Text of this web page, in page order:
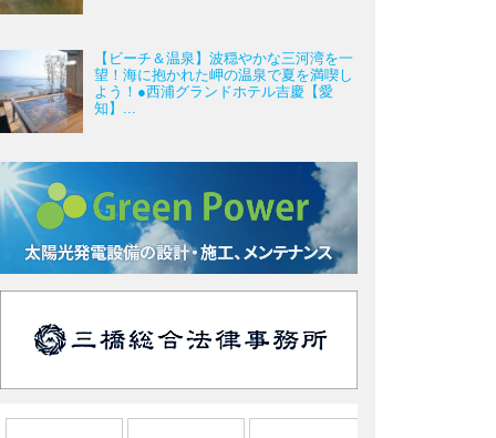
【ビーチ＆温泉】波穏やかな三河湾を一
望！海に抱かれた岬の温泉で夏を満喫し
よう！●西浦グランドホテル吉慶【愛
知】...